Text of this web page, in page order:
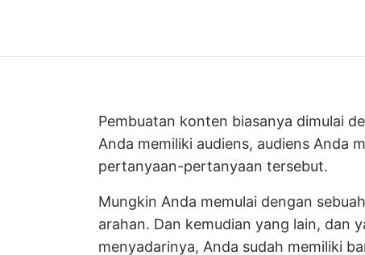
Pembuatan konten biasanya dimulai
Anda memiliki audiens, audiens Anda
pertanyaan-pertanyaan tersebut.
Mungkin Anda memulai dengan
arahan. Dan kemudian yang lain, dan
menyadarinya, Anda sudah memiliki